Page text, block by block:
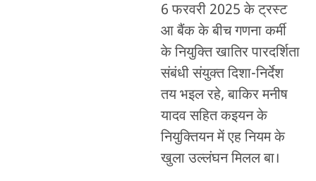
6 फरवरी 2025 के ट्रस्ट
आ बैंक के बीच गणना कर्मी
के नियुक्ति खातिर पारदर्शिता
संबंधी संयुक्त दिशा-निर्देश
तय भइल रहे, बाकिर मनीष
यादव सहित कइयन के
नियुक्तियन में एह नियम के
खुला उल्लंघन मिलल बा।